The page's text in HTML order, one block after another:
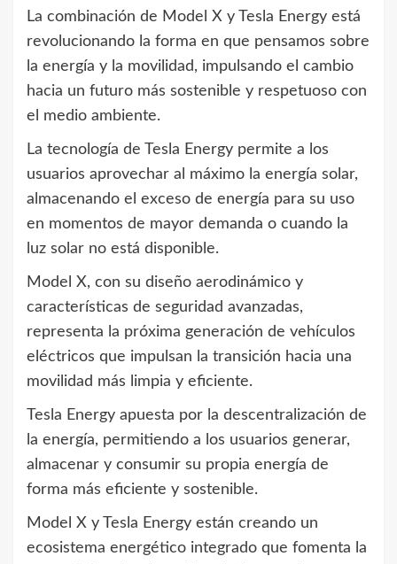
La combinación de Model X y Tesla Energy está
revolucionando la forma en que pensamos sobre
la energía y la movilidad, impulsando el cambio
hacia un futuro más sostenible y respetuoso con
el medio ambiente.
La tecnología de Tesla Energy permite a los
usuarios aprovechar al máximo la energía solar,
almacenando el exceso de energía para su uso
en momentos de mayor demanda o cuando la
luz solar no está disponible.
Model X, con su diseño aerodinámico y
características de seguridad avanzadas,
representa la próxima generación de vehículos
eléctricos que impulsan la transición hacia una
movilidad más limpia y eficiente.
Tesla Energy apuesta por la descentralización de
la energía, permitiendo a los usuarios generar,
almacenar y consumir su propia energía de
forma más eficiente y sostenible.
Model X y Tesla Energy están creando un
ecosistema energético integrado que fomenta la